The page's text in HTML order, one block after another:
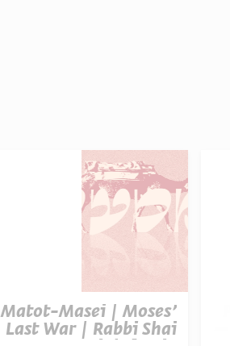
Matot-Masei | Moses’
Last War | Rabbi Shai